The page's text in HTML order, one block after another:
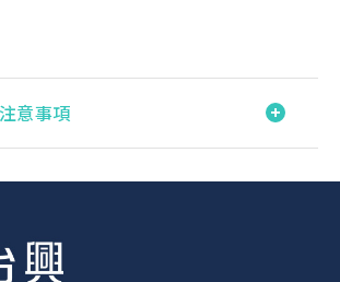
意事項